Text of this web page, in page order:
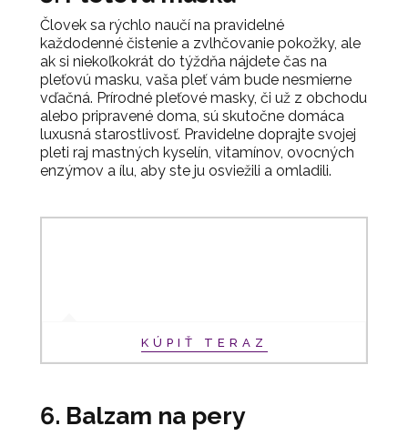
Človek sa rýchlo naučí na pravidelné
každodenné čistenie a zvlhčovanie pokožky, ale
ak si niekoľkokrát do týždňa nájdete čas na
pleťovú masku, vaša pleť vám bude nesmierne
vďačná. Prírodné pleťové masky, či už z obchodu
alebo pripravené doma, sú skutočne domáca
luxusná starostlivosť. Pravidelne doprajte svojej
pleti raj mastných kyselín, vitamínov, ovocných
enzýmov a ílu, aby ste ju osviežili a omladili.
KÚPIŤ TERAZ
6. Balzam na pery